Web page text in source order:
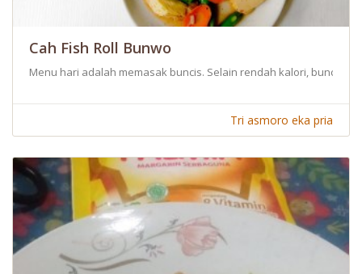
Cah Fish Roll Bunwo
Menu hari adalah memasak buncis. Selain rendah kalori, buncis
Tri asmoro eka pria